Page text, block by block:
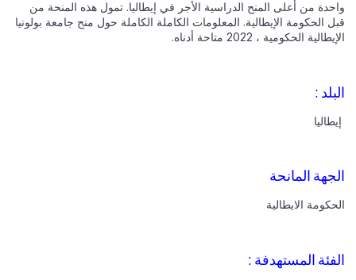
واحدة من أعلى المنح الدراسية الأجر في إيطاليا. تمول هذه المنحة من
قبل الحكومة الإيطالية. المعلومات الكاملة الكاملة حول منح جامعة بولونيا
الإيطالية الحكومية ، 2022 متاحة أدناه.
البلد :
إيطاليا
الجهة المانحة
الحكومة الايطالية
الفئة المستهدفة :